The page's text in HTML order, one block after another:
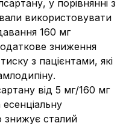
у порівнянні з
використовувати
160 мг
зниження
з пацієнтами, які
від 5 мг/160 мг
знижує сталий